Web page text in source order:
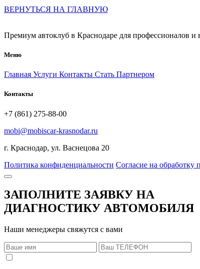
ВЕРНУТЬСЯ НА ГЛАВНУЮ
Премиум автоклуб в Краснодаре для профессионалов и
Меню
Главная Услуги Контакты Стать Партнером
Контакты
+7 (861) 275-88-00
mobi@mobiscar-krasnodar.ru
г. Краснодар, ул. Васнецова 20
Политика конфиденциальности Согласие на обработку
ЗАПОЛНИТЕ ЗАЯВКУ НА
ДИАГНОСТИКУ АВТОМОБИЛЯ
Наши менеджеры свяжутся с вами